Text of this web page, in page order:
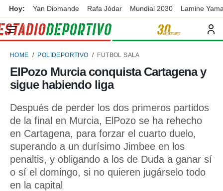
de
por
para
la
calidad.
a este
las
y
forma
digital
Hoy: Yan Diomande Rafa Jódar Mundial 2030 Lamine
HOME POLIDEPORTIVO FÚTBOL SALA
ElPozo Murcia conquista Cartagena y
sigue habiendo liga
Después de perder los dos primeros partidos
de la final en Murcia, ElPozo se ha rehecho
en Cartagena, para forzar el cuarto duelo,
superando a un durísimo Jimbee en los
penaltis, y obligando a los de Duda a ganar sí
o sí el domingo, si no quieren jugárselo todo
en la capital